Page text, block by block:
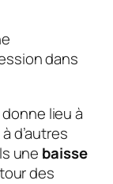
dans
donne lieu à
d’autres
une baisse
des